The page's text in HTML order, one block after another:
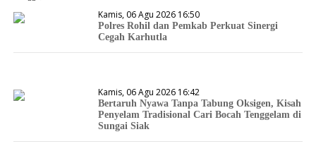
Kamis, 06 Agu 2026 16:50
Polres Rohil dan Pemkab Perkuat Sinergi
Cegah Karhutla
Kamis, 06 Agu 2026 16:42
Bertaruh Nyawa Tanpa Tabung Oksigen, Kisah
Penyelam Tradisional Cari Bocah Tenggelam di
Sungai Siak